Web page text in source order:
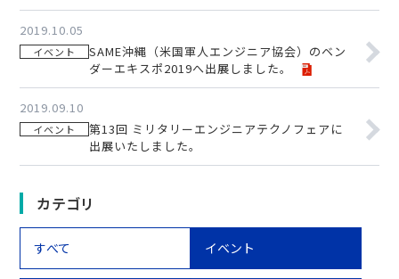
2019.10.05
イベント
SAME沖縄（米国軍人エンジニア協会）のベン
ダーエキスポ2019へ出展しました。
2019.09.10
イベント
第13回 ミリタリーエンジニアテクノフェアに
出展いたしました。
カテゴリ
すべて イベント